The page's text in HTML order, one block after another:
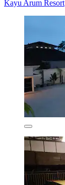
Kayu Arum Resort